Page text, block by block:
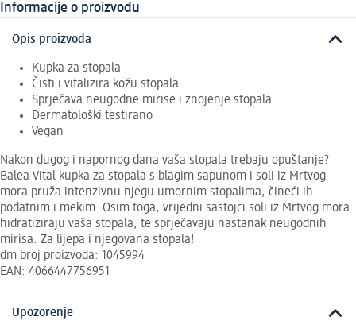
Informacije o proizvodu
Opis proizvoda
Kupka za stopala
Čisti i vitalizira kožu stopala
Sprječava neugodne mirise i znojenje stopala
Dermatološki testirano
Vegan
Nakon dugog i napornog dana vaša stopala trebaju opuštanje?
Balea Vital kupka za stopala s blagim sapunom i soli iz Mrtvog
mora pruža intenzivnu njegu umornim stopalima, čineći ih
podatnim i mekim. Osim toga, vrijedni sastojci soli iz Mrtvog mora
hidratiziraju vaša stopala, te sprječavaju nastanak neugodnih
mirisa. Za lijepa i njegovana stopala!
dm broj proizvoda: 1045994
EAN: 4066447756951
Upozorenje